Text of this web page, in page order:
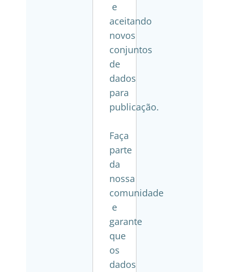
e
aceitando
novos
conjuntos
de
dados
para
publicação.
Faça
parte
da
nossa
comunidade
e
garante
que
os
dados